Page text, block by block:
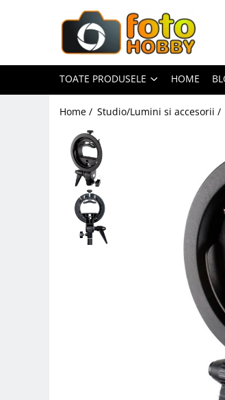
Toate Produsele
Aparate Foto
Aparate Foto Mirrorless
Aparate Foto DSLR
Aparate Foto Compacte
Aparate foto instant
Aparate foto pe film
Obiective foto si accesorii
Obiective Mirorless
TOATE PRODUSELE HOME
Home / Studio/Lumini si accesorii /